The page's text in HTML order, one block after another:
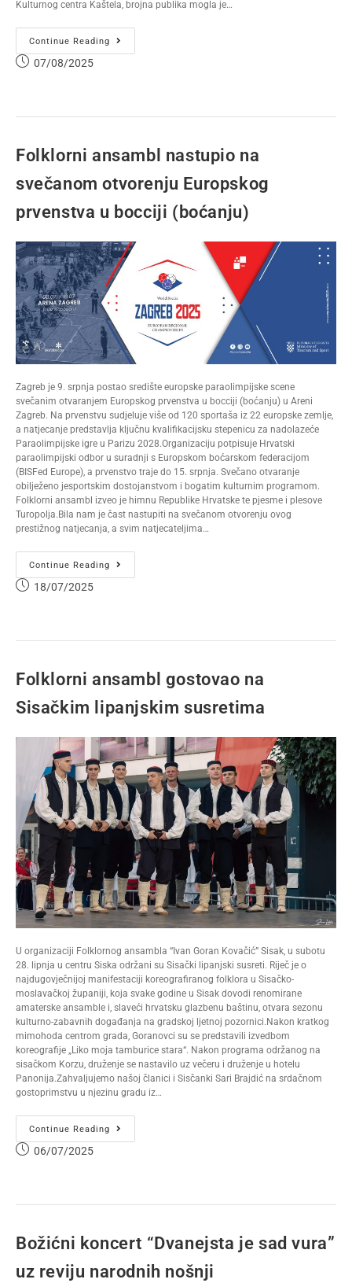
Kulturnog centra Kaštela, brojna publika mogla je…
Continue Reading
07/08/2025
Folklorni ansambl nastupio na
svečanom otvorenju Europskog
prvenstva u bocciji (boćanju)
Zagreb je 9. srpnja postao središte europske paraolimpijske scene
svečanim otvaranjem Europskog prvenstva u bocciji (boćanju) u Areni
Zagreb. Na prvenstvu sudjeluje više od 120 sportaša iz 22 europske zemlje,
a natjecanje predstavlja ključnu kvalifikacijsku stepenicu za nadolazeće
Paraolimpijske igre u Parizu 2028.Organizaciju potpisuje Hrvatski
paraolimpijski odbor u suradnji s Europskom boćarskom federacijom
(BISFed Europe), a prvenstvo traje do 15. srpnja. Svečano otvaranje
obilježeno jesportskim dostojanstvom i bogatim kulturnim programom.
Folklorni ansambl izveo je himnu Republike Hrvatske te pjesme i plesove
Turopolja.Bila nam je čast nastupiti na svečanom otvorenju ovog
prestižnog natjecanja, a svim natjecateljima…
Continue Reading
18/07/2025
Folklorni ansambl gostovao na
Sisačkim lipanjskim susretima
U organizaciji Folklornog ansambla “Ivan Goran Kovačić” Sisak, u subotu
28. lipnja u centru Siska održani su Sisački lipanjski susreti. Riječ je o
najdugovječnijoj manifestaciji koreografiranog folklora u Sisačko-
moslavačkoj županiji, koja svake godine u Sisak dovodi renomirane
amaterske ansamble i, slaveći hrvatsku glazbenu baštinu, otvara sezonu
kulturno-zabavnih događanja na gradskoj ljetnoj pozornici.Nakon kratkog
mimohoda centrom grada, Goranovci su se predstavili izvedbom
koreografije „Liko moja tamburice stara“. Nakon programa održanog na
sisačkom Korzu, druženje se nastavilo uz večeru i druženje u hotelu
Panonija.Zahvaljujemo našoj članici i Sisčanki Sari Brajdić na srdačnom
gostoprimstvu u njezinu gradu iz…
Continue Reading
06/07/2025
Božićni koncert “Dvanejsta je sad vura”
uz reviju narodnih nošnji